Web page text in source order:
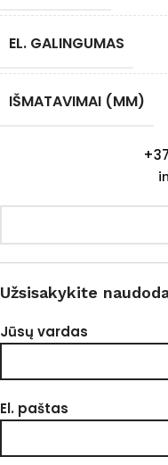
EL. GALINGUMAS
IŠMATAVIMAI (MM)
Užsisakykite
Jūsų vardas
El. paštas